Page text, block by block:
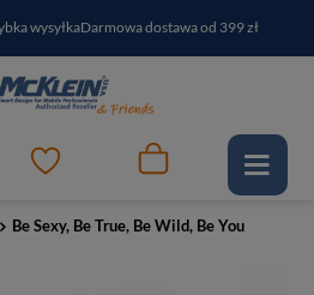
wysyłkaDarmowa dostawa od 399 zł
Zapisz się do newslettera i odbierz RABAT
Be Sexy, Be True, Be Wild, Be You